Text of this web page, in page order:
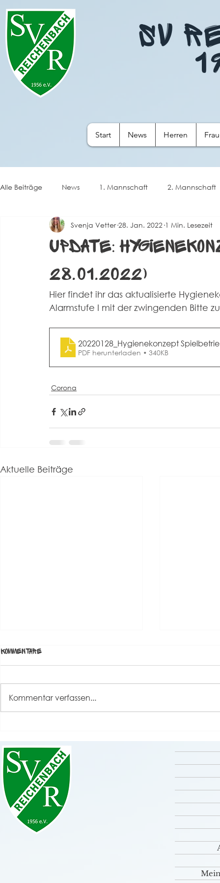
SV
Start News Herren
Alle Beiträge News 1. Mannschaft 2. Mannschaft
Spielberichte Herren 2 Corona Events Alte
Update:
28.01.2022)
Svenja Vetter 28. Jan. 2022 1 Min. Lesezeit
Hier findet ihr das aktualisierte
Alarmstufe I mit der zwingenden Bitte
20220128_Hygienekonzept
PDF herunterladen • 340KB
Corona
Aktuelle Beiträge
Alarmstufe
Kommentare
Kommentar verfassen...